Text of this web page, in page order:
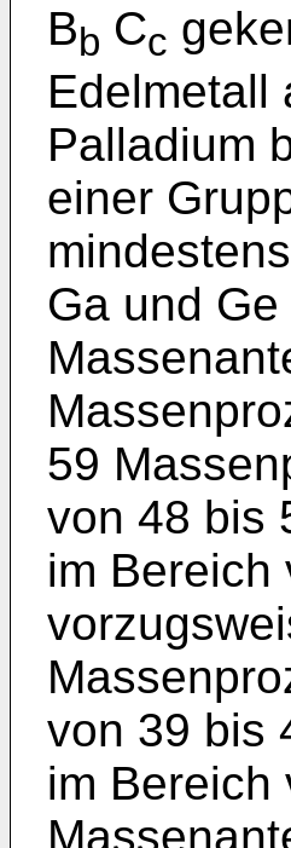
Bb Cc
Edelmetall
Palladium
einer
Ga und
59
von 48 bis
im Bereich
von 39 bis
im Bereich